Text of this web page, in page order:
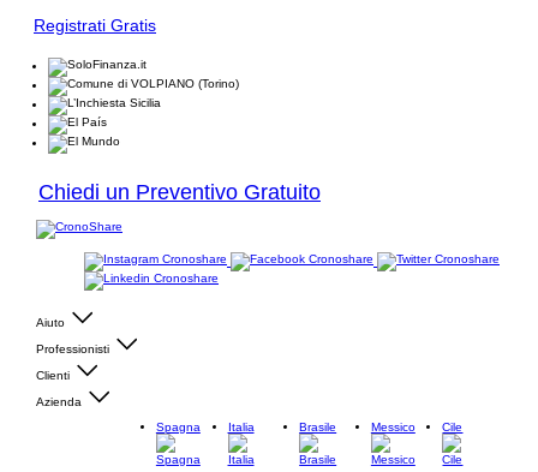
Registrati Gratis
Chiedi un Preventivo Gratuito
Aiuto
Professionisti
Clienti
Azienda
Spagna
Italia Brasile Messico Cile